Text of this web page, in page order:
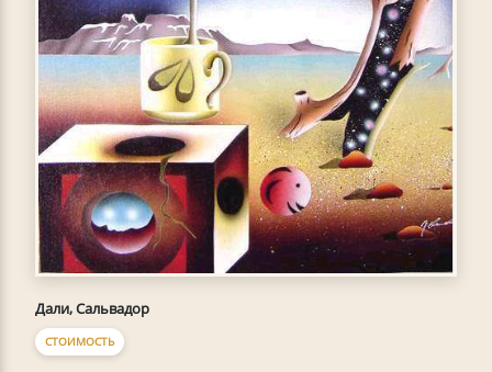
Дали, Сальвадор
СТОИМОСТЬ